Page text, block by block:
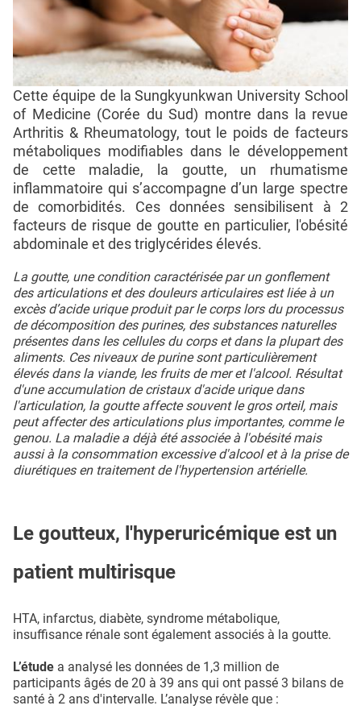
Cette équipe de la Sungkyunkwan University School
of Medicine (Corée du Sud) montre dans la revue
Arthritis & Rheumatology, tout le poids de facteurs
métaboliques modifiables dans le développement
de cette maladie, la goutte, un rhumatisme
inflammatoire qui s’accompagne d’un large spectre
de comorbidités. Ces données sensibilisent à 2
facteurs de risque de goutte en particulier, l'obésité
abdominale et des triglycérides élevés.
La goutte, une condition caractérisée par un gonflement
des articulations et des douleurs articulaires est liée à un
excès d’acide urique produit par le corps lors du processus
de décomposition des purines, des substances naturelles
présentes dans les cellules du corps et dans la plupart des
aliments. Ces niveaux de purine sont particulièrement
élevés dans la viande, les fruits de mer et l'alcool. Résultat
d'une accumulation de cristaux d'acide urique dans
l'articulation, la goutte affecte souvent le gros orteil, mais
peut affecter des articulations plus importantes, comme le
genou. La maladie a déjà été associée à l'obésité mais
aussi à la consommation excessive d'alcool et à la prise de
diurétiques en traitement de l'hypertension artérielle.
Le goutteux, l'hyperuricémique est un
patient multirisque
HTA, infarctus, diabète, syndrome métabolique,
insuffisance rénale sont également associés à la goutte.
L’étude a analysé les données de 1,3 million de
participants âgés de 20 à 39 ans qui ont passé 3 bilans de
santé à 2 ans d'intervalle. L’analyse révèle que :